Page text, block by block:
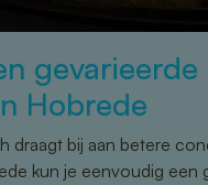
Hobrede
draagt bij aan betere
kun je eenvoudig een